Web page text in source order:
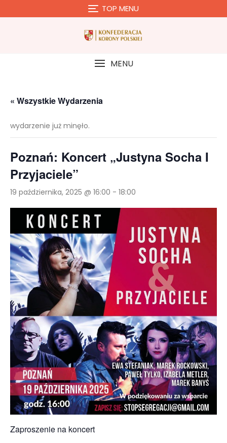
to
TOP MENU
MENU
« Wszystkie Wydarzenia
wydarzenie już minęło.
Poznań: Koncert „Justyna Socha I
Przyjaciele”
19 października, 2025 @ 16:00 - 18:00
Zaproszenie na koncert